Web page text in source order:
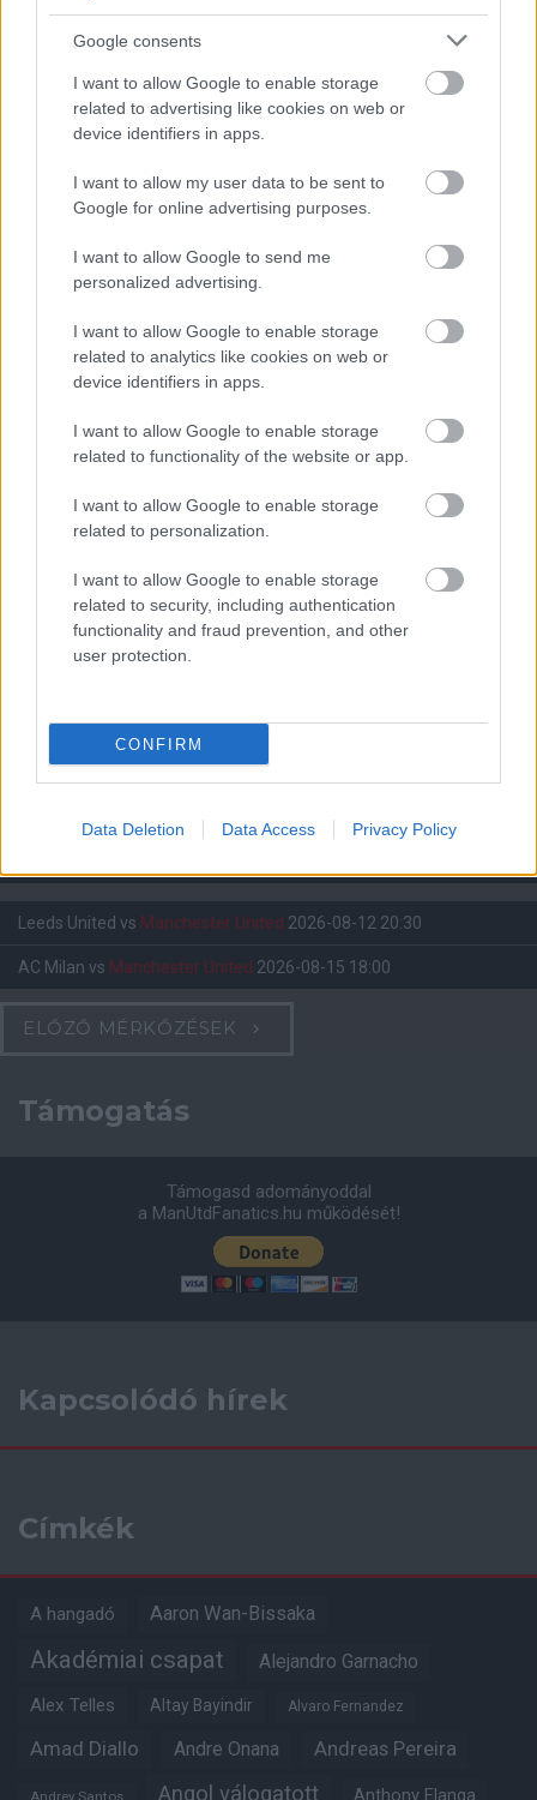
Google consents
I want to allow Google to enable storage
related to advertising like cookies on web or
device identifiers in apps.
I want to allow my user data to be sent to
Google for online advertising purposes.
I want to allow Google to send me
personalized advertising.
I want to allow Google to enable storage
related to analytics like cookies on web or
device identifiers in apps.
I want to allow Google to enable storage
related to functionality of the website or app.
I want to allow Google to enable storage
related to personalization.
I want to allow Google to enable storage
related to security, including authentication
functionality and fraud prevention, and other
user protection.
CONFIRM
Data Deletion Data Access Privacy Policy
Meccs Center
Paris Saint-Germain
Felkészülési szezon 4. mérkőzés
Nya Ullevi, Göteborg
Leeds United vs Manchester United 2026-08-12 20:30
AC Milan vs Manchester United 2026-08-15 18:00
ELŐZŐ MÉRKŐZÉSEK
Támogatás
Támogasd adományoddal
a ManUtdFanatics.hu működését!
Kapcsolódó hírek
Címkék
A hangadó Aaron Wan-Bissaka
Akadémiai csapat Alejandro Garnacho
Alex Telles Altay Bayindir Alvaro Fernandez
Amad Diallo Andre Onana Andreas Pereira
Andrey Santos Angol válogatott Anthony Elanga